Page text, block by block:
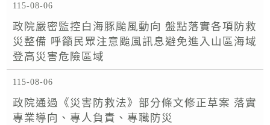
115-08-06
政院嚴密監控白海豚颱風動向 盤點落實各項防救
災整備 呼籲民眾注意颱風訊息避免進入山區海域
登高災害危險區域
115-08-06
政院通過《災害防救法》部分條文修正草案 落實
專業導向、專人負責、專職防災